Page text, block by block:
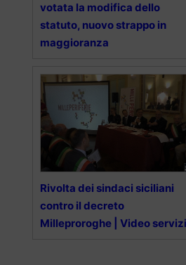
votata la modifica dello
statuto, nuovo strappo in
maggioranza
Rivolta dei sindaci siciliani
contro il decreto
Milleproroghe | Video